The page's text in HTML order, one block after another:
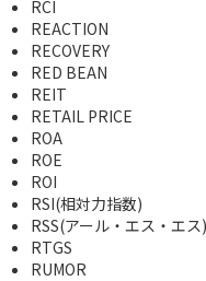
RCI
REACTION
RECOVERY
RED BEAN
REIT
RETAIL PRICE
ROA
ROE
ROI
RSI(相対力指数)
RSS(アール・エス・エス)
RTGS
RUMOR